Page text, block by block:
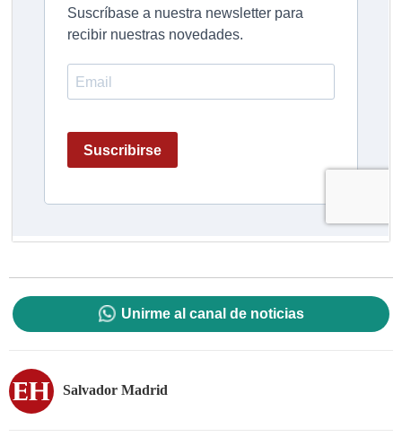
Unirme al canal de noticias
Salvador Madrid